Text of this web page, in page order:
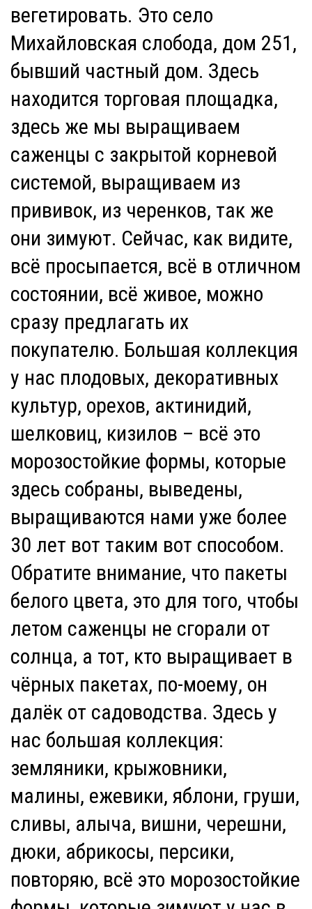
вегетировать. Это село
Михайловская слобода, дом 251,
бывший частный дом. Здесь
находится торговая площадка,
здесь же мы выращиваем
саженцы с закрытой корневой
системой, выращиваем из
прививок, из черенков, так же
они зимуют. Сейчас, как видите,
всё просыпается, всё в отличном
состоянии, всё живое, можно
сразу предлагать их
покупателю. Большая коллекция
у нас плодовых, декоративных
культур, орехов, актинидий,
шелковиц, кизилов – всё это
морозостойкие формы, которые
здесь собраны, выведены,
выращиваются нами уже более
30 лет вот таким вот способом.
Обратите внимание, что пакеты
белого цвета, это для того, чтобы
летом саженцы не сгорали от
солнца, а тот, кто выращивает в
чёрных пакетах, по-моему, он
далёк от садоводства. Здесь у
нас большая коллекция:
земляники, крыжовники,
малины, ежевики, яблони, груши,
сливы, алыча, вишни, черешни,
дюки, абрикосы, персики,
повторяю, всё это морозостойкие